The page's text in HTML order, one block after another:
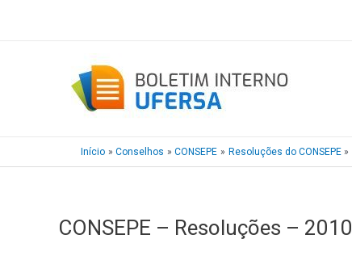
Início Conselhos CONSEPE Resoluções do CONSEPE
CONSEPE – Resoluções – 2010